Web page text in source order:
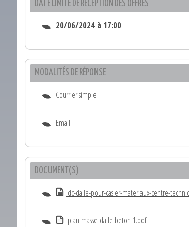
DATE LIMITE DE RÉCEPTION DES OFFRES
20/06/2024 à 17:00
MODALITÉS DE RÉPONSE
Courrier simple
Email
DOCUMENT(S)
dc-dalle-pour-casier-materiaux-centre-
plan-masse-dalle-beton-1.pdf